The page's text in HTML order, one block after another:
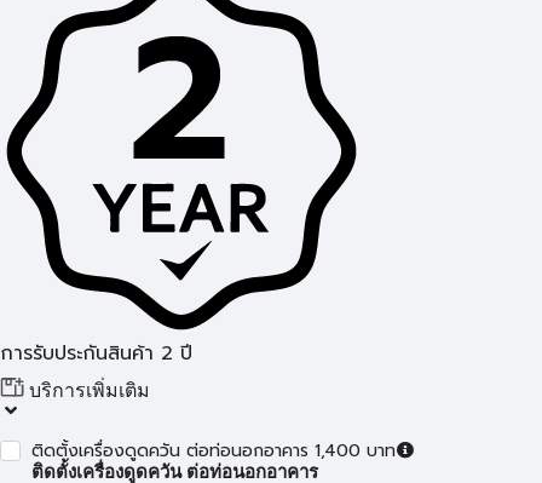
การรับประกันสินค้า 2 ปี
บริการเพิ่มเติม
ติดตั้งเครื่องดูดควัน ต่อท่อนอกอาคาร 1,400 บาท
ติดตั้งเครื่องดูดควัน ต่อท่อนอกอาคาร